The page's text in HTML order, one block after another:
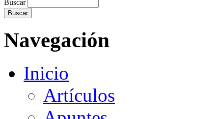
Buscar
Navegación
Inicio
Artículos